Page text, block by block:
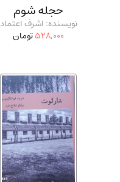
حجله شوم
نویسنده: اشرف اعتماد
528,000تومان